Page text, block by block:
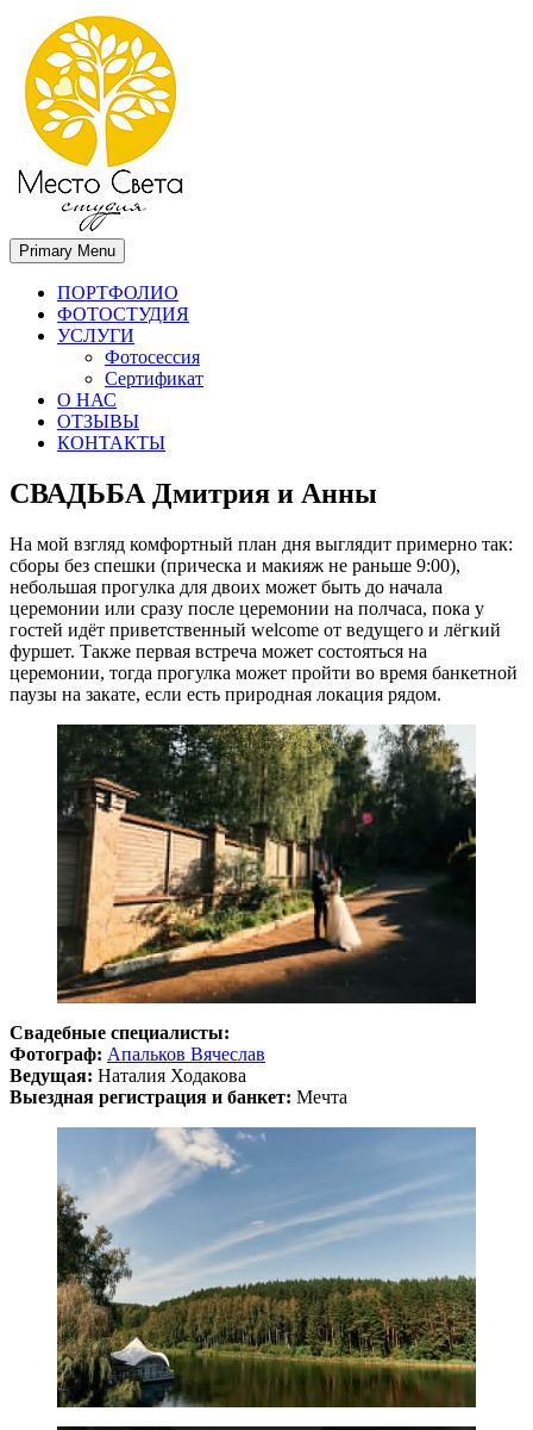
Место света. Свадебный фотограф в Орле Апальков Вячеслав
Свадебный фотограф в Орле
Primary Menu
ПОРТФОЛИО
ФОТОСТУДИЯ
УСЛУГИ
Фотосессия
Сертификат
О НАС
ОТЗЫВЫ
КОНТАКТЫ
СВАДЬБА Дмитрия и Анны
На мой взгляд комфортный план дня выглядит примерно так:
cборы без спешки (прическа и макияж не раньше 9:00),
небольшая прогулка для двоих может быть до начала
церемонии или сразу после церемонии на полчаса, пока у
гостей идёт приветственный welсome от ведущего и лёгкий
фуршет. Также первая встреча может состояться на
церемонии, тогда прогулка может пройти во время банкетной
паузы на закате, если есть природная локация рядом.
Свадебные специалисты:
Фотограф: Апальков Вячеслав
Ведущая: Наталия Ходакова
Выездная регистрация и банкет: Мечта